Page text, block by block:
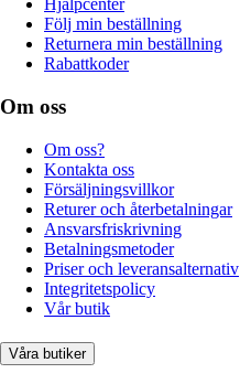
Hjälpcenter
Följ min beställning
Returnera min beställning
Rabattkoder
Om oss
Om oss?
Kontakta oss
Försäljningsvillkor
Returer och återbetalningar
Ansvarsfriskrivning
Betalningsmetoder
Priser och leveransalternativ
Integritetspolicy
Vår butik
Våra butiker